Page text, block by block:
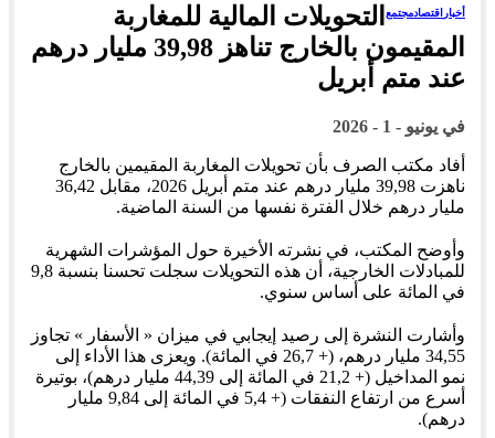
أخبار اقتصادمجتمع
التحويلات المالية للمغاربة
المقيمون بالخارج تناهز 39,98 مليار درهم
عند متم أبريل
في يونيو - 1 - 2026
أفاد مكتب الصرف بأن تحويلات المغاربة المقيمين بالخارج
ناهزت 39,98 مليار درهم عند متم أبريل 2026، مقابل 36,42
مليار درهم خلال الفترة نفسها من السنة الماضية.
وأوضح المكتب، في نشرته الأخيرة حول المؤشرات الشهرية
للمبادلات الخارجية، أن هذه التحويلات سجلت تحسنا بنسبة 9,8
في المائة على أساس سنوي.
وأشارت النشرة إلى رصيد إيجابي في ميزان « الأسفار » تجاوز
34,55 مليار درهم، (+ 26,7 في المائة). ويعزى هذا الأداء إلى
نمو المداخيل (+ 21,2 في المائة إلى 44,39 مليار درهم)، بوتيرة
أسرع من ارتفاع النفقات (+ 5,4 في المائة إلى 9,84 مليار
درهم).